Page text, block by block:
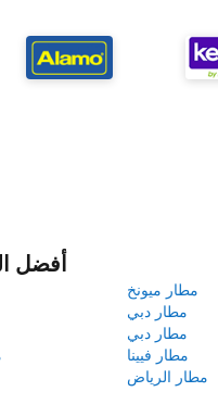
أفضل
مطار ميونخ
مطار دبي
مطار دبي
مطار فيينا
مطار الرياض